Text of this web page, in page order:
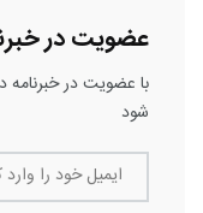
عضویت در
با عضویت در
شود
ایمیل خود را وارد